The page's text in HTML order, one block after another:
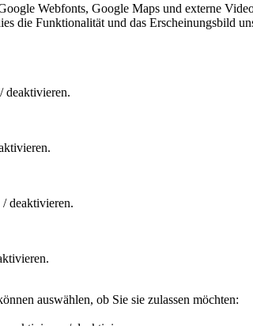
Webfonts, Google Maps und externe
die Funktionalität und das Erscheinungsbild
deaktivieren.
deaktivieren.
auswählen, ob Sie sie zulassen möchten: